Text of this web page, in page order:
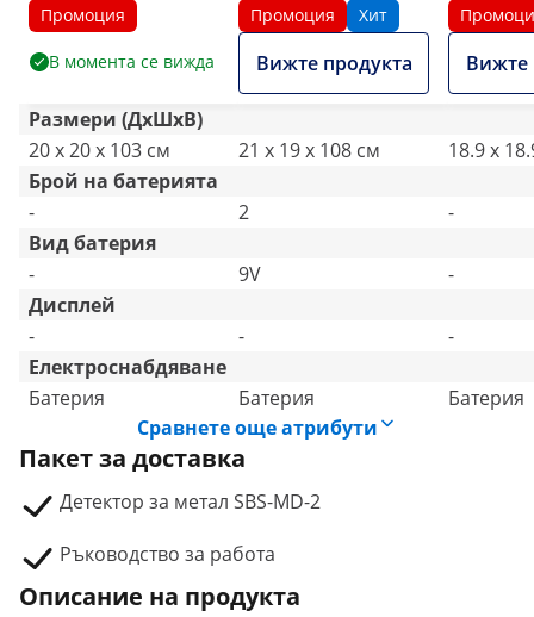
см / 25 см - Ø 20.5
Промоция
В момента се вижда
25 см - Ø 18.8
Промоция Хит
Вижте продукта
см / 14
Вижте
Размери (ДxШxВ)
20 x 20 x 103 см
21 x 19 x 108 см
18.9 x
Брой на батерията
-
2
-
Вид батерия
-
9V
-
Дисплей
-
-
-
Електроснабдяване
Батерия
Батерия
Батерия
Сравнете още атрибути
Пакет за доставка
Детектор за метал SBS-MD-2
Ръководство за работа
Описание на продукта